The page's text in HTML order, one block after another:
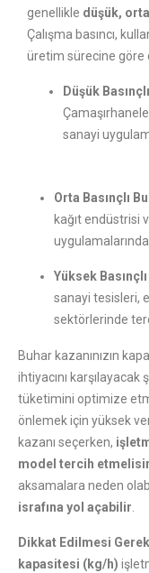
genellikle düşük,
Çalışma basıncı,
üretim sürecine göre
Düşük
sanayi
Orta Basınçlı
kağıt endüstrisi
uygulamalarında
Yüksek
sanayi tesisleri,
sektörlerinde
Buhar kazanınızın
ihtiyacını karşılayacak
tüketimini optimize
önlemek için yüksek
kazanı seçerken,
model tercih
aksamalara neden
israfına yol açabilir
Dikkat Edilmesi
kapasitesi (kg/h)